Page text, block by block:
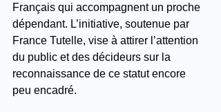
Français qui accompagnent un proche
dépendant. L’initiative, soutenue par
France Tutelle, vise à attirer l’attention
du public et des décideurs sur la
reconnaissance de ce statut encore
peu encadré.